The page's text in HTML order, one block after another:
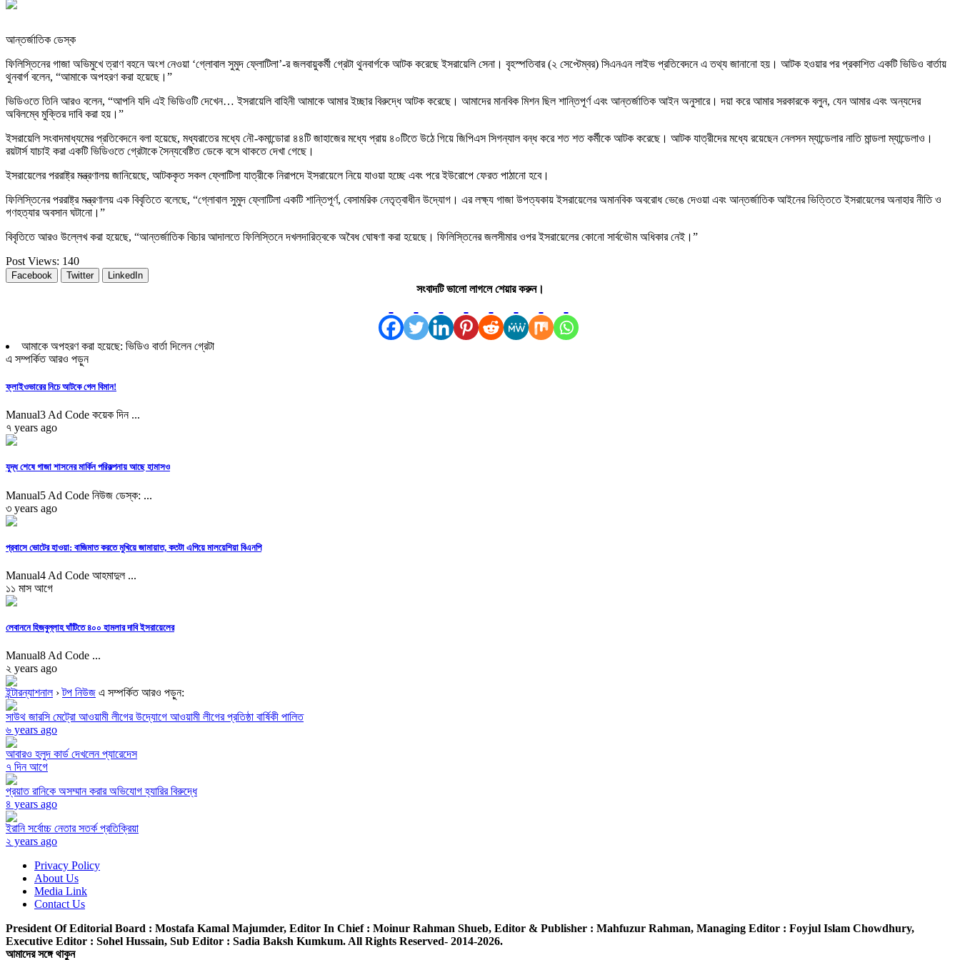
আন্তর্জাতিক ডেস্ক
ফিলিস্তিনের গাজা অভিমুখে ত্রাণ বহনে অংশ নেওয়া ‘গ্লোবাল সুমুদ ফ্লোটিলা’-র জলবায়ুকর্মী গ্রেটা থুনবার্গকে আটক করেছে ইসরায়েলি সেনা। বৃহস্পতিবার (২ সেপ্টেম্বর) সিএনএন লাইভ প্রতিবেদনে এ তথ্য জানানো হয়। আটক হওয়ার পর প্রকাশিত একটি ভিডিও বার্তায়
থুনবার্গ বলেন, “আমাকে অপহরণ করা হয়েছে।”
ভিডিওতে তিনি আরও বলেন, “আপনি যদি এই ভিডিওটি দেখেন… ইসরায়েলি বাহিনী আমাকে আমার ইচ্ছার বিরুদ্ধে আটক করেছে। আমাদের মানবিক মিশন ছিল শান্তিপূর্ণ এবং আন্তর্জাতিক আইন অনুসারে। দয়া করে আমার সরকারকে বলুন, যেন আমার এবং অন্যদের
অবিলম্বে মুক্তির দাবি করা হয়।”
ইসরায়েলি সংবাদমাধ্যমের প্রতিবেদনে বলা হয়েছে, মধ্যরাতের মধ্যে নৌ-কমান্ডোরা ৪৪টি জাহাজের মধ্যে প্রায় ৪০টিতে উঠে গিয়ে জিপিএস সিগন্যাল বন্ধ করে শত শত কর্মীকে আটক করেছে। আটক যাত্রীদের মধ্যে রয়েছেন নেলসন ম্যান্ডেলার নাতি মান্ডলা ম্যান্ডেলাও।
রয়টার্স যাচাই করা একটি ভিডিওতে গ্রেটাকে সৈন্যবেষ্টিত ডেকে বসে থাকতে দেখা গেছে।
ইসরায়েলের পররাষ্ট্র মন্ত্রণালয় জানিয়েছে, আটককৃত সকল ফ্লোটিলা যাত্রীকে নিরাপদে ইসরায়েলে নিয়ে যাওয়া হচ্ছে এবং পরে ইউরোপে ফেরত পাঠানো হবে।
ফিলিস্তিনের পররাষ্ট্র মন্ত্রণালয় এক বিবৃতিতে বলেছে, “গ্লোবাল সুমুদ ফ্লোটিলা একটি শান্তিপূর্ণ, বেসামরিক নেতৃত্বাধীন উদ্যোগ। এর লক্ষ্য গাজা উপত্যকায় ইসরায়েলের অমানবিক অবরোধ ভেঙে দেওয়া এবং আন্তর্জাতিক আইনের ভিত্তিতে ইসরায়েলের অনাহার নীতি ও
গণহত্যার অবসান ঘটানো।”
বিবৃতিতে আরও উল্লেখ করা হয়েছে, “আন্তর্জাতিক বিচার আদালতে ফিলিস্তিনে দখলদারিত্বকে অবৈধ ঘোষণা করা হয়েছে। ফিলিস্তিনের জলসীমার ওপর ইসরায়েলের কোনো সার্বভৌম অধিকার নেই।”
Post Views: 140
Facebook Twitter LinkedIn
সংবাদটি ভালো লাগলে শেয়ার করুন।
আমাকে অপহরণ করা হয়েছে: ভিডিও বার্তা দিলেন গ্রেটা
এ সম্পর্কিত আরও পড়ুন
ফ্লাইওভারের নিচে আটকে গেল বিমান!
Manual3 Ad Code কয়েক দিন ...
৭ years ago
যুদ্ধ শেষে গাজা শাসনের মার্কিন পরিকল্পনায় আছে হামাসও
Manual5 Ad Code নিউজ ডেস্ক: ...
৩ years ago
প্রবাসে ভোটের হাওয়া: বাজিমাত করতে মুখিয়ে জামায়াত, কতটা এগিয়ে মালয়েশিয়া বিএনপি
Manual4 Ad Code আহমাদুল ...
১১ মাস আগে
লেবাননে হিজবুল্লাহ ঘাঁটিতে ৪০০ হামলার দাবি ইসরায়েলের
Manual8 Ad Code ...
২ years ago
ইন্টারন্যাশনাল›টপ নিউজ এ সম্পর্কিত আরও পড়ুন:
সাউথ জারসি মেট্রো আওয়ামী লীগের উদ্যোগে আওয়ামী লীগের প্রতিষ্ঠা বার্ষিকী পালিত
৬ years ago
আবারও হলুদ কার্ড দেখলেন প্যারেদেস
৭ দিন আগে
প্রয়াত রানিকে অসম্মান করার অভিযোগ হ্যারির বিরুদ্ধে
৪ years ago
ইরানি সর্বোচ্চ নেতার সতর্ক প্রতিক্রিয়া
২ years ago
Privacy Policy
About Us
Media Link
Contact Us
President Of Editorial Board : Mostafa Kamal Majumder, Editor In Chief : Moinur Rahman Shueb, Editor & Publisher : Mahfuzur Rahman, Managing Editor : Foyjul Islam Chowdhury,
Executive Editor : Sohel Hussain, Sub Editor : Sadia Baksh Kumkum. All Rights Reserved- 2014-2026.
আমাদের সঙ্গে থাকুন